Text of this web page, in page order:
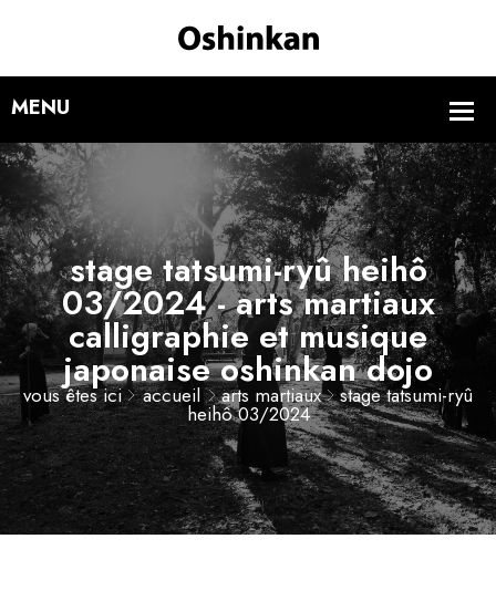
stage tatsumi-ryû heihô
03/2024 - arts martiaux
calligraphie et musique
japonaise oshinkan dojo
vous êtes ici accueil arts martiaux stage tatsumi-ryû
heihô 03/2024